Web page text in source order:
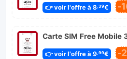
👉 voir l'offre à 8 ,39€ -
Carte SIM Free Mobile
👉 voir l'offre à 9 ,99€ -